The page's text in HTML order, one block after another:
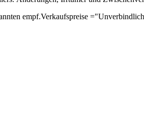
empf.Verkaufspreise